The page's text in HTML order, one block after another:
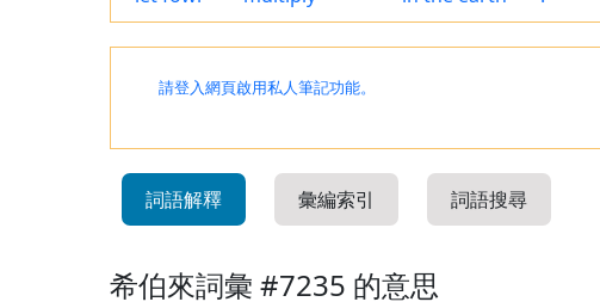
請登入網頁啟用私人筆記功能。
詞語解釋 彙編索引 詞語搜尋
希伯來詞彙 #7235 的意思